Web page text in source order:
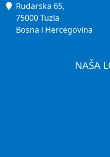
Rudarska 65,
75000 Tuzla
Bosna i Hercegovina
NAŠA